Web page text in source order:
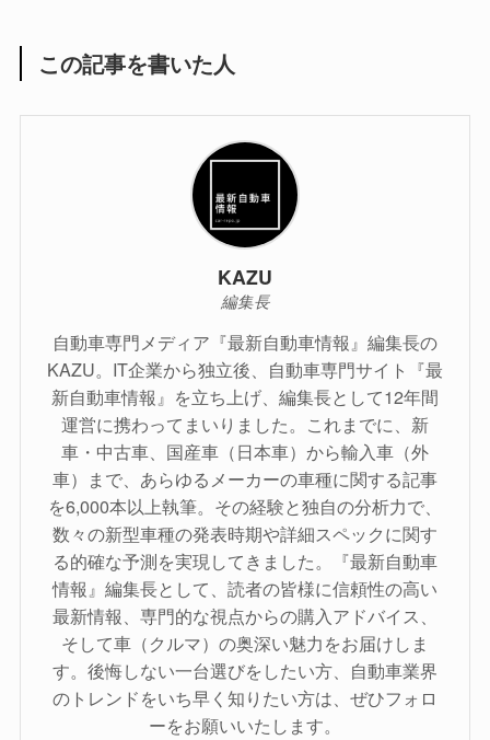
この記事を書いた人
KAZU
編集長
自動車専門メディア『最新自動車情報』編集長の
KAZU。IT企業から独立後、自動車専門サイト『最
新自動車情報』を立ち上げ、編集長として12年間
運営に携わってまいりました。これまでに、新
車・中古車、国産車（日本車）から輸入車（外
車）まで、あらゆるメーカーの車種に関する記事
を6,000本以上執筆。その経験と独自の分析力で、
数々の新型車種の発表時期や詳細スペックに関す
る的確な予測を実現してきました。『最新自動車
情報』編集長として、読者の皆様に信頼性の高い
最新情報、専門的な視点からの購入アドバイス、
そして車（クルマ）の奥深い魅力をお届けしま
す。後悔しない一台選びをしたい方、自動車業界
のトレンドをいち早く知りたい方は、ぜひフォロ
ーをお願いいたします。